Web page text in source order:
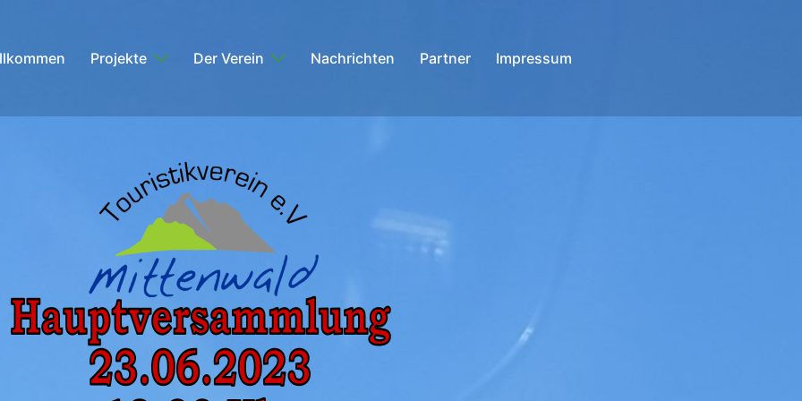
Projekte Der Verein Nachrichten Partner Impressum